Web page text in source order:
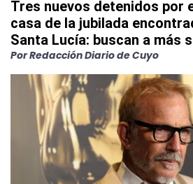
Tres nuevos detenidos por
casa de la jubilada
Santa Lucía: buscan a más
Por Redacción Diario de Cuyo